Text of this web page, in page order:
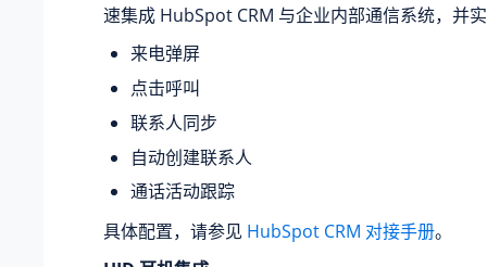
速集成 HubSpot CRM 与企业内部通信系统，并
来电弹屏
点击呼叫
联系人同步
自动创建联系人
通话活动跟踪
具体配置，请参见 HubSpot CRM 对接手册。